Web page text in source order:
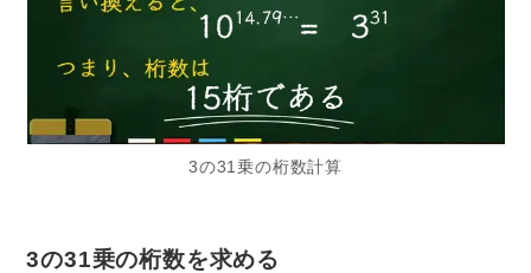
3の31乗の桁数計算
3の31乗の桁数を求める